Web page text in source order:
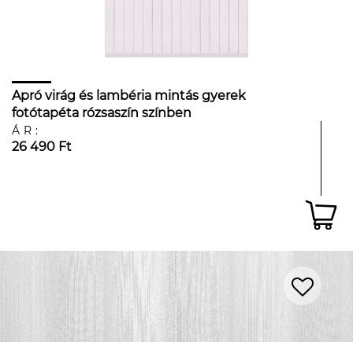
Apró virág és lambéria mintás gyerek
fotótapéta rózsaszín színben
ÁR:
26 490 Ft